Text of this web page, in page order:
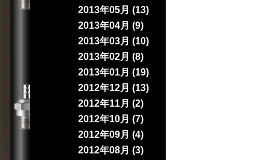
2013年05月 (13)
2013年04月 (9)
2013年03月 (10)
2013年02月 (8)
2013年01月 (19)
2012年12月 (13)
2012年11月 (2)
2012年10月 (7)
2012年09月 (4)
2012年08月 (3)